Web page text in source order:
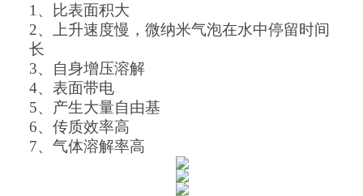
1、
比表面积大
2、
上升速度慢，微纳米气泡在水中停留时间
长
3、
自身增压溶解
4、 表面带电
5、 产生大量自由基
6、 传质效率高
7、 气体溶解率高